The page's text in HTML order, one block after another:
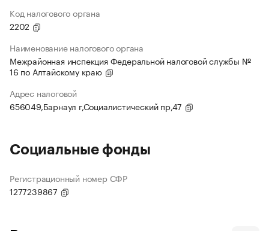
Код налогового органа
2202
Наименование налогового органа
Межрайонная инспекция Федеральной налоговой службы №
16 по Алтайскому краю
Адрес налоговой
656049,Барнаул г,Социалистический пр,47
Социальные фонды
Регистрационный номер СФР
1277239867